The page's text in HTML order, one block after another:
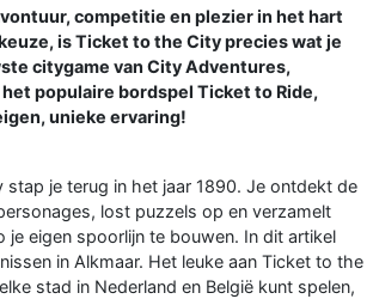
competitie en plezier in het hart
is Ticket to the City precies wat je
citygame van City Adventures,
populaire bordspel Ticket to Ride,
unieke ervaring!
stap je terug in het jaar 1890. Je ontdekt de
lost puzzels op en verzamelt
eigen spoorlijn te bouwen. In dit artikel
in Alkmaar. Het leuke aan Ticket to the
stad in Nederland en België kunt spelen,